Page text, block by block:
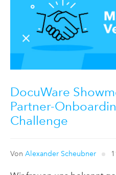
DocuWare
Partner-
Challenge
Von Alexander Scheubner